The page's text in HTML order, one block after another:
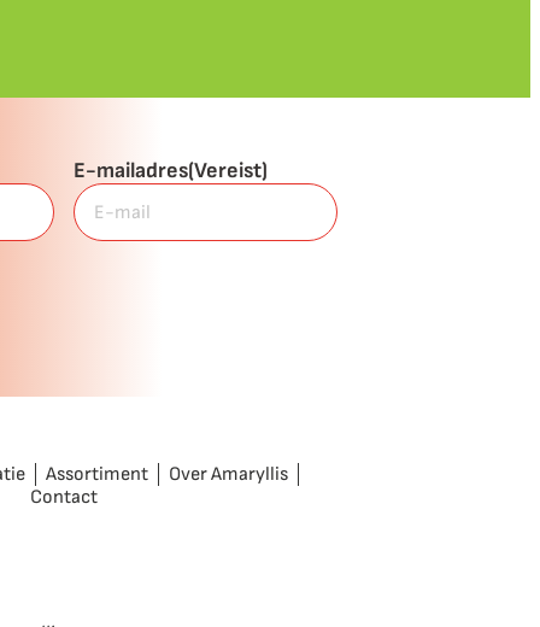
E-mailadres(Vereist)
Assortiment
Over Amaryllis
Contact